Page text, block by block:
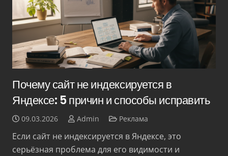
Почему сайт не индексируется в
Яндексе: 5 причин и способы исправить
09.03.2026 Admin Реклама
Если сайт не индексируется в Яндексе, это
серьёзная проблема для его видимости и